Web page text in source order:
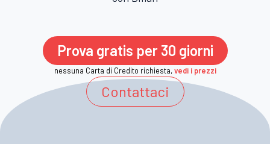
Prova gratis per 30 giorni
nessuna Carta di Credito richiesta,vedi i prezzi
Contattaci